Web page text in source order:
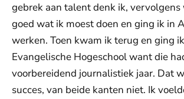
gebrek aan talent denk ik,
goed wat ik moest doen en ging ik in
werken. Toen kwam ik terug en ging
Evangelische Hogeschool want die
voorbereidend journalistiek jaar. Dat
succes, van beide kanten niet. Ik